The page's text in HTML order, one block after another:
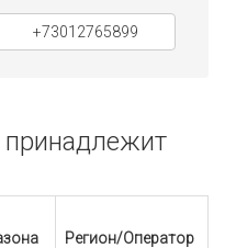
+73012765899
Регион/Оператор